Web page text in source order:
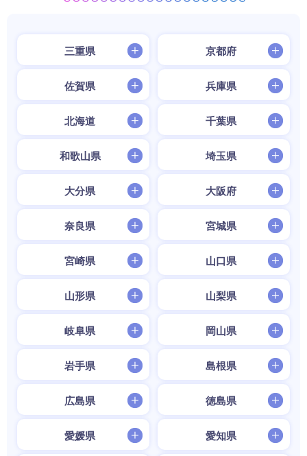
三重県 京都府
佐賀県 兵庫県
北海道 千葉県
和歌山県 埼玉県
大分県 大阪府
奈良県 宮城県
宮崎県 山口県
山形県 山梨県
岐阜県 岡山県
岩手県 島根県
広島県 徳島県
愛媛県 愛知県